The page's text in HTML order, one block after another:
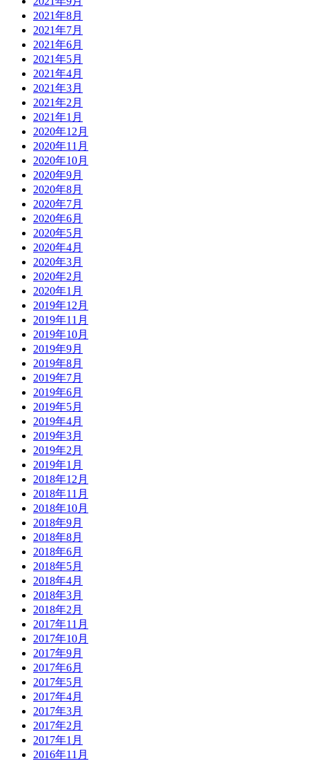
2021年8月
2021年7月
2021年6月
2021年5月
2021年4月
2021年3月
2021年2月
2021年1月
2020年12月
2020年11月
2020年10月
2020年9月
2020年8月
2020年7月
2020年6月
2020年5月
2020年4月
2020年3月
2020年2月
2020年1月
2019年12月
2019年11月
2019年10月
2019年9月
2019年8月
2019年7月
2019年6月
2019年5月
2019年4月
2019年3月
2019年2月
2019年1月
2018年12月
2018年11月
2018年10月
2018年9月
2018年8月
2018年6月
2018年5月
2018年4月
2018年3月
2018年2月
2017年11月
2017年10月
2017年9月
2017年6月
2017年5月
2017年4月
2017年3月
2017年2月
2017年1月
2016年11月